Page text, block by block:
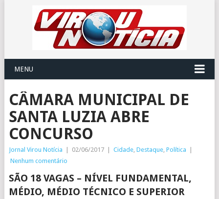
MENU
CÂMARA MUNICIPAL DE
SANTA LUZIA ABRE
CONCURSO
Jornal Virou Notícia 02/06/2017 Cidade, Destaque, Política
Nenhum comentário
SÃO 18 VAGAS – NÍVEL FUNDAMENTAL,
MÉDIO, MÉDIO TÉCNICO E SUPERIOR